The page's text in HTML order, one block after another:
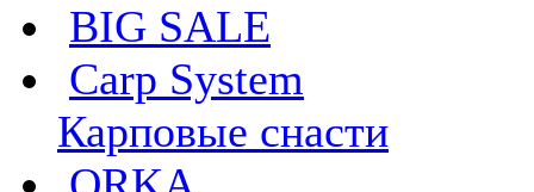
BIG SALE
Carp System
Карповые снасти